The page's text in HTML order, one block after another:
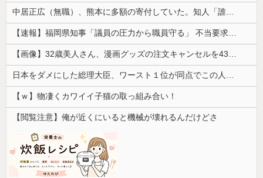
中居正広（無職）、熊本に多額の寄付していた。知人「誰にも知られなくてもいい、と公表してない」
【速報】福岡県知事「議員の圧力から職員守る」 不当要求防止の条例策定へ
【画像】32歳美人さん、漫画グッズの注文キャンセルを43億円分繰り返しまくり逮捕
日本をダメにした総理大臣、ワースト１位が同点でこの人ｗｗｗｗｗｗ
【ｗ】物凄くカワイイ子猫の取っ組み合い！
【閲覧注意】俺が近くにいると機械が壊れるんだけどさ